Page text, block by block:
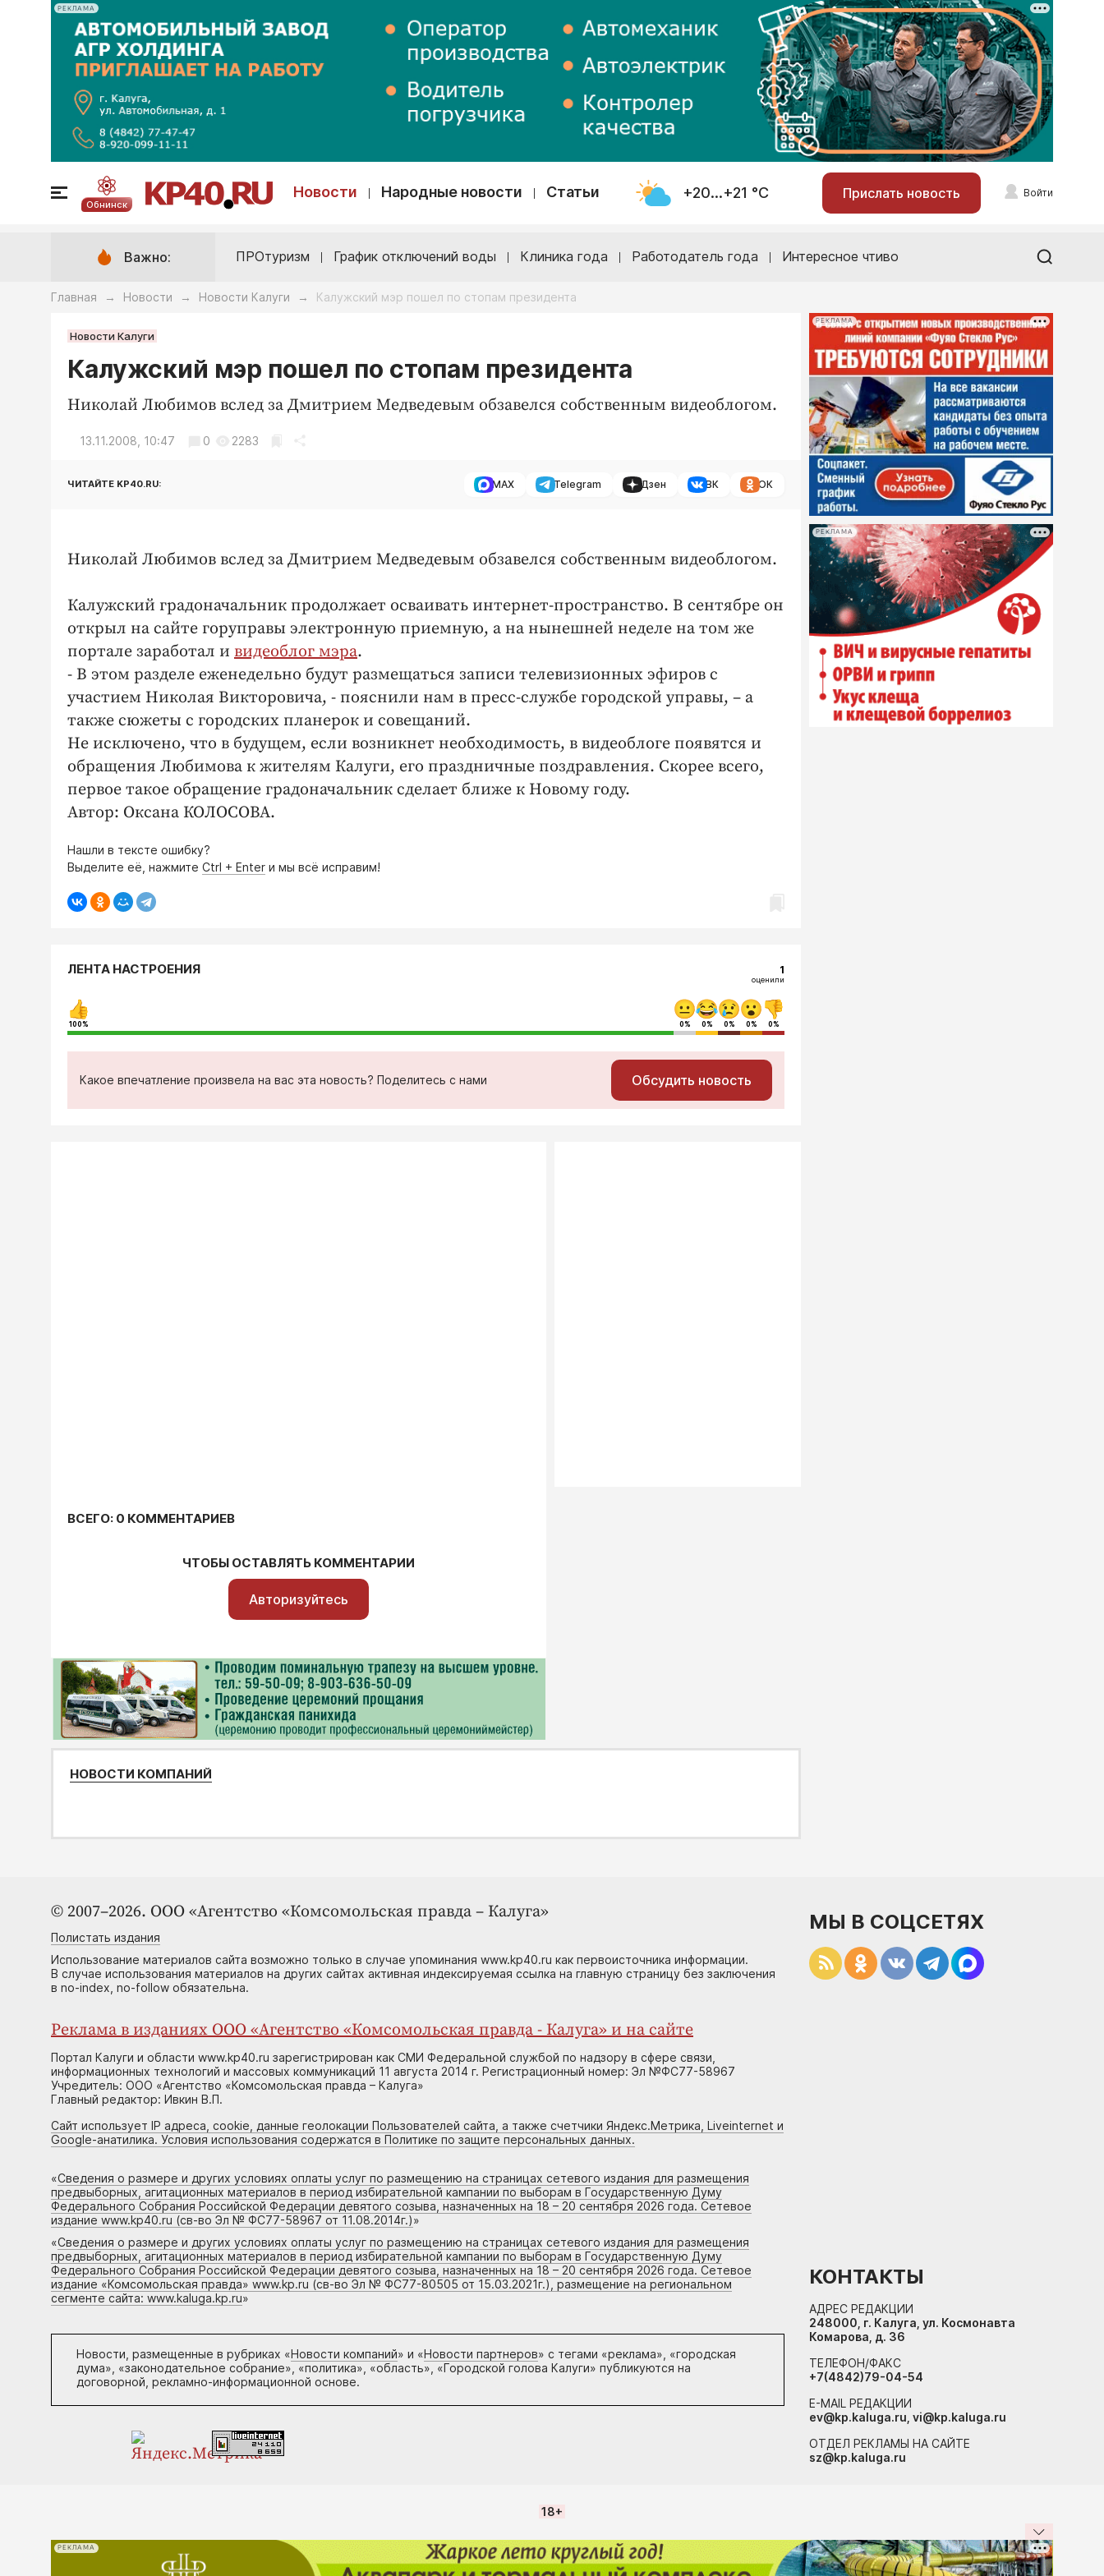
РЕКЛАМА
Обнинск
Новости Народные новости Статьи +20...+21 °С Прислать новость Войти
Важно: ПРОтуризм График отключений воды Клиника года Работодатель года Интересное чтиво
Главная → Новости → Новости Калуги → Калужский мэр пошел по стопам президента
Новости Калуги
Калужский мэр пошел по стопам президента
Николай Любимов вслед за Дмитрием Медведевым обзавелся собственным видеоблогом.
13.11.2008, 10:47 0 2283
ЧИТАЙТЕ KP40.RU: MAX Telegram Дзен ВК ОК
Николай Любимов вслед за Дмитрием Медведевым обзавелся собственным видеоблогом.
Калужский градоначальник продолжает осваивать интернет-пространство. В сентябре он
открыл на сайте горуправы электронную приемную, а на нынешней неделе на том же
портале заработал и видеоблог мэра.
- В этом разделе еженедельно будут размещаться записи телевизионных эфиров с
участием Николая Викторовича, - пояснили нам в пресс-службе городской управы, – а
также сюжеты с городских планерок и совещаний.
Не исключено, что в будущем, если возникнет необходимость, в видеоблоге появятся и
обращения Любимова к жителям Калуги, его праздничные поздравления. Скорее всего,
первое такое обращение градоначальник сделает ближе к Новому году.
Автор: Оксана КОЛОСОВА.
Нашли в тексте ошибку?
Выделите её, нажмите Ctrl + Enter и мы всё исправим!
РЕКЛАМА
РЕКЛАМА
ЛЕНТА НАСТРОЕНИЯ 1
оценили
100% 0% 0% 0% 0% 0%
Какое впечатление произвела на вас эта новость? Поделитесь с нами Обсудить новость
ВСЕГО: 0 КОММЕНТАРИЕВ
ЧТОБЫ ОСТАВЛЯТЬ КОММЕНТАРИИ
Авторизуйтесь
НОВОСТИ КОМПАНИЙ
© 2007–2026. ООО «Агентство «Комсомольская правда – Калуга»
Полистать издания
Использование материалов сайта возможно только в случае упоминания www.kp40.ru как первоисточника информации.
В случае использования материалов на других сайтах активная индексируемая ссылка на главную страницу без заключения
в no-index, no-follow обязательна.
Реклама в изданиях ООО «Агентство «Комсомольская правда - Калуга» и на сайте
Портал Калуги и области www.kp40.ru зарегистрирован как СМИ Федеральной службой по надзору в сфере связи,
информационных технологий и массовых коммуникаций 11 августа 2014 г. Регистрационный номер: Эл №ФС77-58967
Учредитель: ООО «Агентство «Комсомольская правда – Калуга»
Главный редактор: Ивкин В.П.
Сайт использует IP адреса, cookie, данные геолокации Пользователей сайта, а также счетчики Яндекс.Метрика, Liveinternet и
Google-анатилика. Условия использования содержатся в Политике по защите персональных данных.
«Сведения о размере и других условиях оплаты услуг по размещению на страницах сетевого издания для размещения
предвыборных, агитационных материалов в период избирательной кампании по выборам в Государственную Думу
Федерального Собрания Российской Федерации девятого созыва, назначенных на 18 – 20 сентября 2026 года. Сетевое
издание www.kp40.ru (св-во Эл № ФС77-58967 от 11.08.2014г.)»
«Сведения о размере и других условиях оплаты услуг по размещению на страницах сетевого издания для размещения
предвыборных, агитационных материалов в период избирательной кампании по выборам в Государственную Думу
Федерального Собрания Российской Федерации девятого созыва, назначенных на 18 – 20 сентября 2026 года. Сетевое
издание «Комсомольская правда» www.kp.ru (св-во Эл № ФС77-80505 от 15.03.2021г.), размещение на региональном
сегменте сайта: www.kaluga.kp.ru»
Новости, размещенные в рубриках «Новости компаний» и «Новости партнеров» с тегами «реклама», «городская
дума», «законодательное собрание», «политика», «область», «Городской голова Калуги» публикуются на
договорной, рекламно-информационной основе.
МЫ В СОЦСЕТЯХ
КОНТАКТЫ
АДРЕС РЕДАКЦИИ
248000, г. Калуга, ул. Космонавта
Комарова, д. 36
ТЕЛЕФОН/ФАКС
+7(4842)79-04-54
E-MAIL РЕДАКЦИИ
ev@kp.kaluga.ru, vi@kp.kaluga.ru
ОТДЕЛ РЕКЛАМЫ НА САЙТЕ
sz@kp.kaluga.ru
18+
РЕКЛАМА